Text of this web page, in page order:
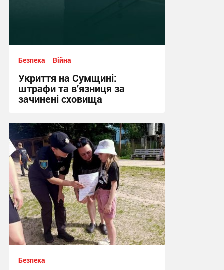
Безпека Війна
Укриття на Сумщині:
штрафи та в’язниця за
зачинені сховища
12:03, 13.07.2026
Безпека